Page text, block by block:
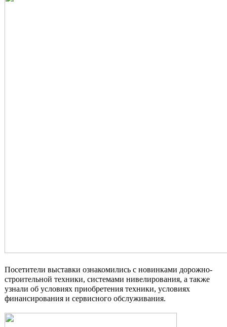
Посетители выставки ознакомились с новинками дорожно-
строительной техники, системами нивелирования, а также
узнали об условиях приобретения техники, условиях
финансирования и сервисного обслуживания.